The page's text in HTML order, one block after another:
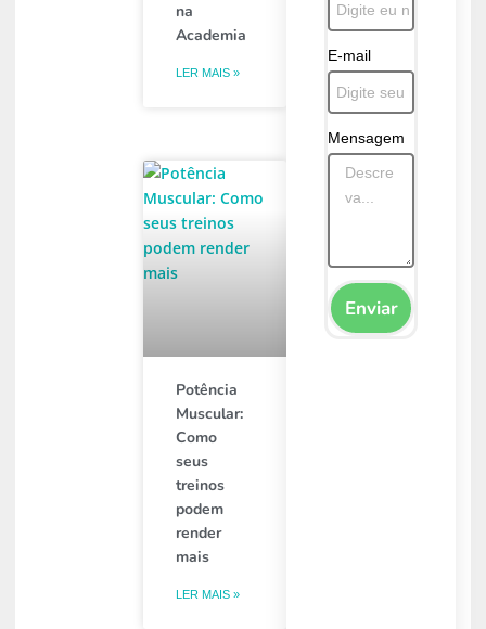
na
Academia
LER MAIS »
Potência
Muscular:
Como
seus
treinos
podem
render
mais
LER MAIS »
E-mail
Mensagem
Enviar